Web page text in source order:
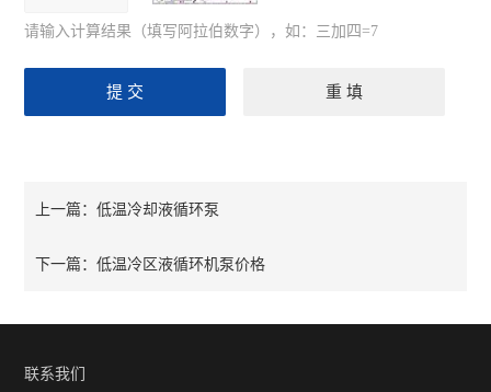
请输入计算结果（填写阿拉伯数字），如：三加四=7
上一篇：低温冷却液循环泵
下一篇：低温冷区液循环机泵价格
联系我们